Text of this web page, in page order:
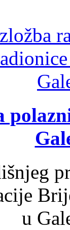
u